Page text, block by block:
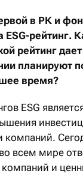
в РК и
рейтинг.
рейтинг
планируют
время?
ESG
компаний.
всем мире
и